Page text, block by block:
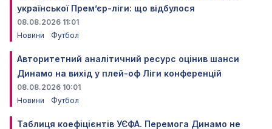
української Прем’єр-ліги: що відбулося
08.08.2026 11:01
Новини
Футбол
Авторитетний аналітичний ресурс оцінив шанси
Динамо на вихід у плей-оф Ліги конференцій
08.08.2026 10:01
Новини
Футбол
Таблиця коефіцієнтів УЄФА. Перемога Динамо не